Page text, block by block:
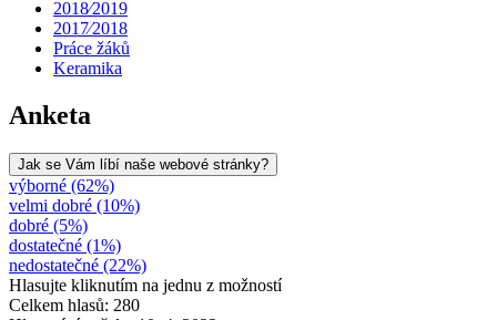
2018⁄2019
2017⁄2018
Práce žáků
Keramika
Anketa
Jak se Vám líbí naše webové stránky?
výborné (62%)
velmi dobré (10%)
dobré (5%)
dostatečné (1%)
nedostatečné (22%)
Hlasujte kliknutím na jednu z možností
Celkem hlasů: 280